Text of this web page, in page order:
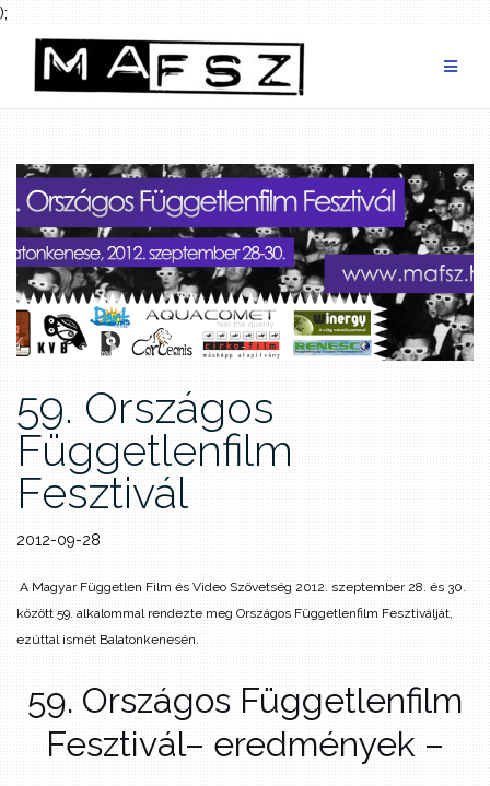
);
content
59. Országos
Függetlenfilm
Fesztivál
2012-09-28
A Magyar Független Film és Video Szövetség 2012. szeptember 28. és 30.
között 59. alkalommal rendezte meg Országos Függetlenfilm Fesztiválját,
ezúttal ismét Balatonkenesén.
59. Országos Függetlenfilm
Fesztivál– eredmények –